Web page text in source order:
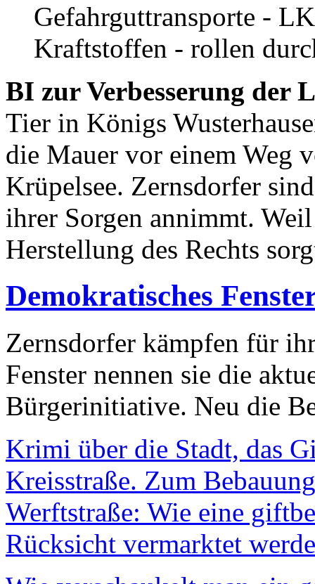
Gefahrguttransporte -
Kraftstoffen - rollen
BI zur Verbesserung der
Tier in Königs
die Mauer vor einem Weg
Krüpelsee. Zernsdorfer
ihrer Sorgen annimmt.
Herstellung des Rechts
Demokratisches
Zernsdorfer kämpfen für
Fenster nennen sie die
Bürgerinitiative. Neu die
Krimi über die Stadt, das
Kreisstraße. Zum
Werftstraße: Wie eine
Rücksicht vermarktet